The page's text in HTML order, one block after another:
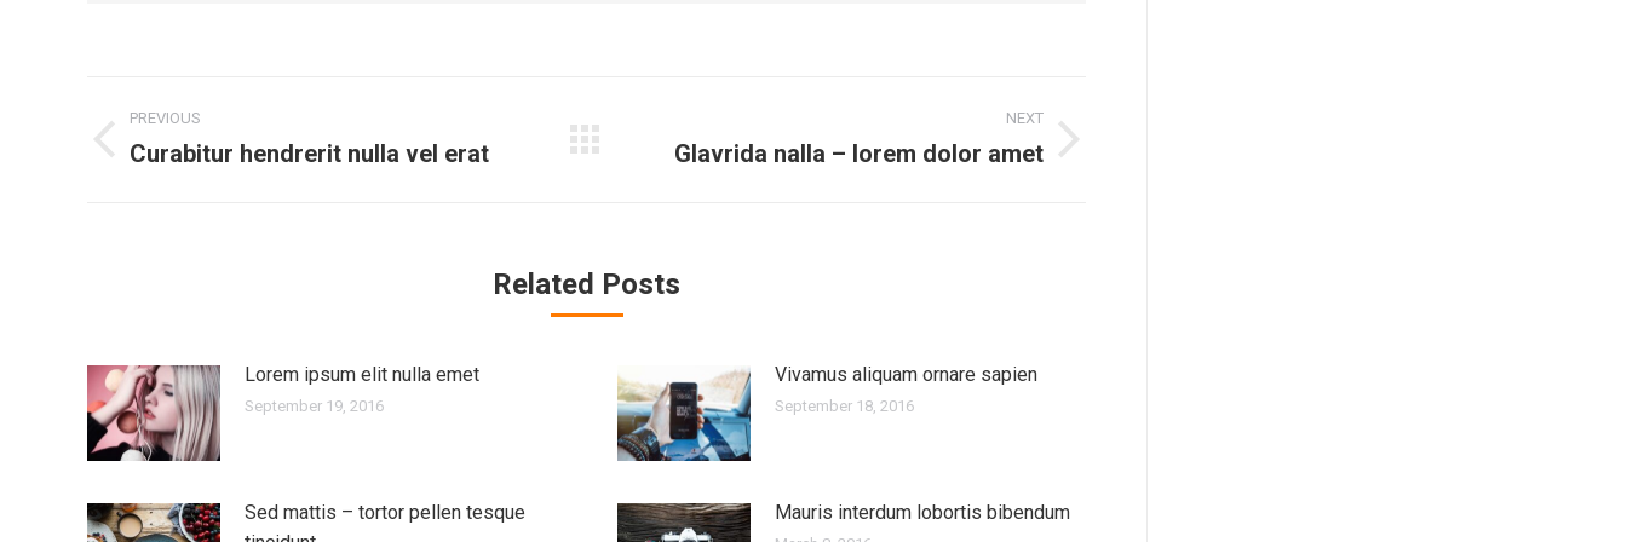
Post
navigation
PREVIOUS
Previous
Curabitur hendrerit nulla vel erat
NEXT
NextGlavrida nalla – lorem dolor amet
Related Posts
Lorem ipsum elit nulla emet
September 19, 2016
Vivamus aliquam ornare sapien
September 18, 2016
Sed mattis – tortor pellen tesque
Mauris interdum lobortis bibendum